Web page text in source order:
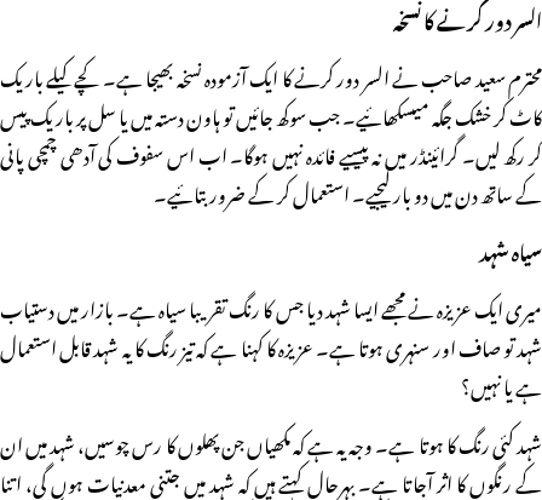
السر دور کرنے کا نسخہ
محترم سعید صاحب نے السر دور کرنے کا ایک آزمودہ نسخہ بھیجا ہے۔ کچے کیلے باریک
کاٹ کر خشک جگہ میںسکھائیے۔ جب سوکھ جائیں تو ہاون دستہ میں یا سل پر باریک پیس
کر رکھ لیں۔ گرائینڈر میں نہ پیسیے فائدہ نہیں ہوگا۔ اب اس سفوف کی آدھی چمچی پانی
کے ساتھ دن میں دو بار لیجیے۔ استعمال کر کے ضرور بتائیے۔
سیاہ شہد
میری ایک عزیزہ نے مجھے ایسا شہد دیا جس کا رنگ تقریبا سیاہ ہے۔ بازار میں دستیاب
شہد تو صاف اور سنہری ہوتا ہے۔ عزیزہ کا کہنا ہے کہ تیز رنگ کا یہ شہد قابل استعمال
ہے یا نہیں؟
شہد کئی رنگ کا ہوتا ہے۔ وجہ یہ ہے کہ مکھیاں جن پھلوں کا رس چوسیں، شہد میں ان
کے رنگوں کا اثر آجاتا ہے۔ بہرحال کہتے ہیں کہ شہد میں جتنی معدنیات ہوں گی، اتنا